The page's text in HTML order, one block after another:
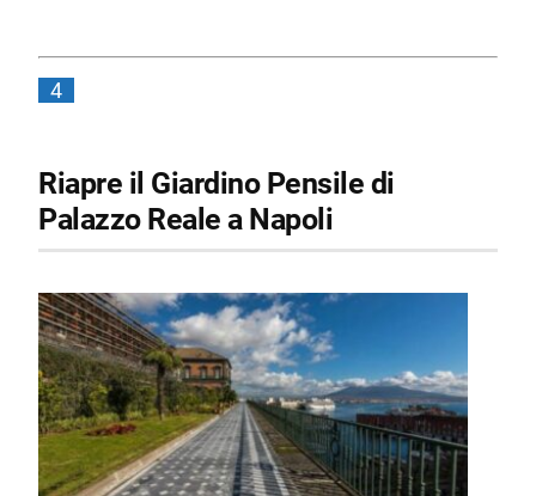
4
Riapre il Giardino Pensile di
Palazzo Reale a Napoli